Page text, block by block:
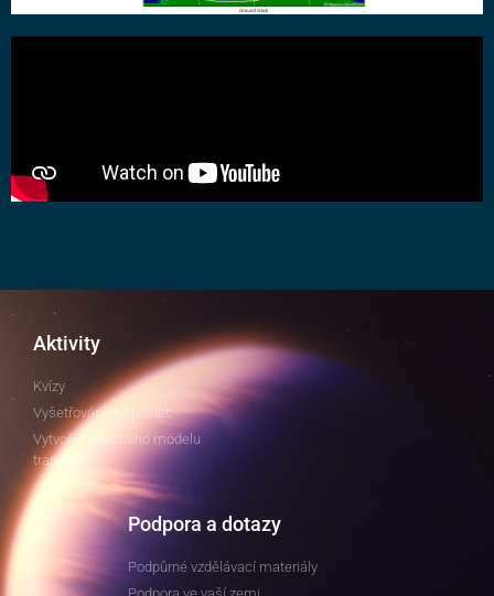
Aktivity
Kvízy
Vyšetřování exoplanet
Vytvoření vlastního modelu
tranzitu
Podpora a dotazy
Podpůrné vzdělávací materiály